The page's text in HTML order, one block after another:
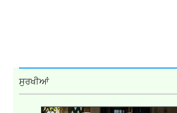
ਸੁਰਖੀਆਂ